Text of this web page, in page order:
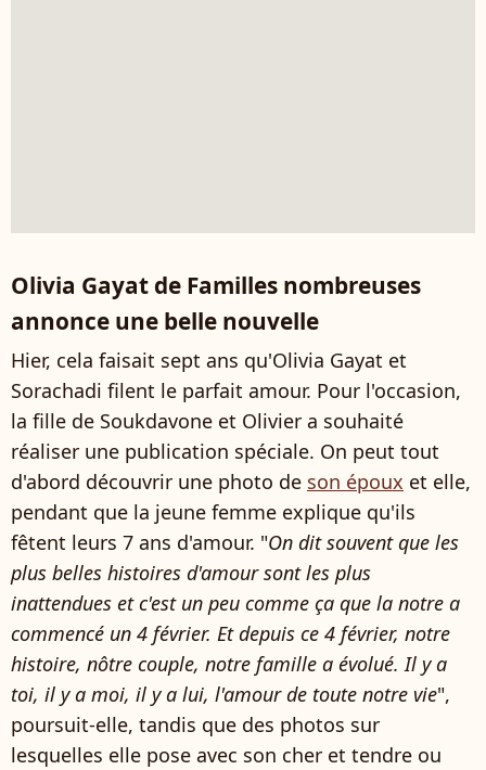
Olivia Gayat de Familles nombreuses
annonce une belle nouvelle
Hier, cela faisait sept ans qu'Olivia Gayat et
Sorachadi filent le parfait amour. Pour l'occasion,
la fille de Soukdavone et Olivier a souhaité
réaliser une publication spéciale. On peut tout
d'abord découvrir une photo de son époux et elle,
pendant que la jeune femme explique qu'ils
fêtent leurs 7 ans d'amour. "On dit souvent que les
plus belles histoires d'amour sont les plus
inattendues et c'est un peu comme ça que la notre a
commencé un 4 février. Et depuis ce 4 février, notre
histoire, nôtre couple, notre famille a évolué. Il y a
toi, il y a moi, il y a lui, l'amour de toute notre vie",
poursuit-elle, tandis que des photos sur
lesquelles elle pose avec son cher et tendre ou